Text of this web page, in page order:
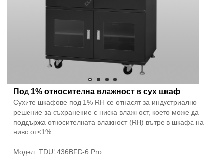
Под 1% относителна влажност в сух шкаф
Сухите шкафове под 1% RH се отнасят за индустриално
решение за съхранение с ниска влажност, което може да
поддържа относителната влажност (RH) вътре в шкафа на
ниво от<1%.
Модел: TDU1436BFD-6 Pro